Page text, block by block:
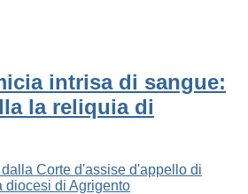
intrisa di sangue:
la reliquia di
dalla Corte d'assise d'appello di
diocesi di Agrigento